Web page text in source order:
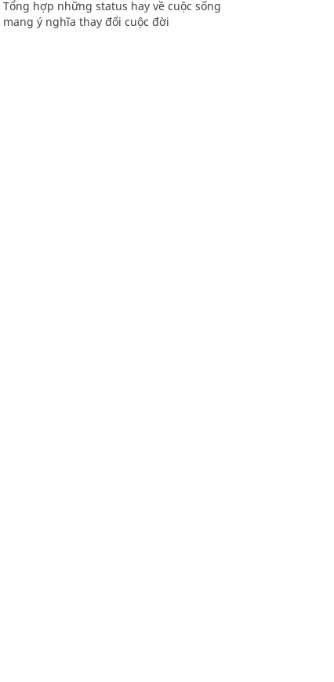
Tổng hợp những status hay về cuộc sống
mang ý nghĩa thay đổi cuộc đời